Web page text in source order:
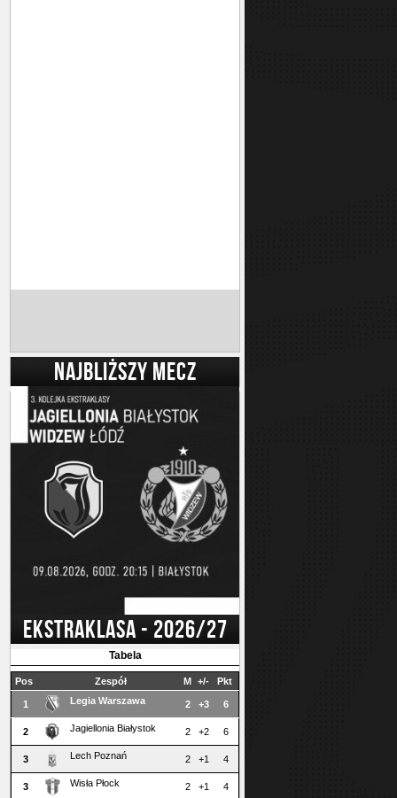
NAJBLIŻSZY MECZ
EKSTRAKLASA - 2026/27
Tabela
Pos Zespół M +/- Pkt
1 Legia Warszawa 2 +3 6
2 Jagiellonia Białystok 2 +2 6
3 Lech Poznań 2 +1 4
3 Wisła Płock 2 +1 4